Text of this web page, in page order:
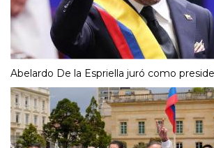
Abelardo De la Espriella juró como